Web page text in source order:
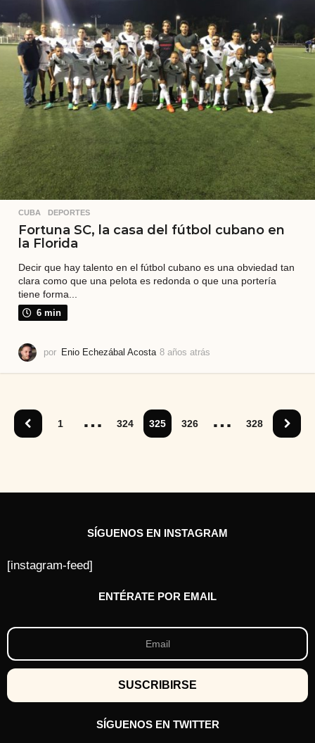
á
s
CUBA ,DEPORTES
Fortuna SC, la casa del fútbol cubano en
la Florida
Decir que hay talento en el fútbol cubano es una obviedad tan
clara como que una pelota es redonda o que una portería
tiene forma...
6 min
por Enio Echezábal Acosta 8 años atrás
1 … 324 325 326 … 328
SÍGUENOS EN INSTAGRAM
[instagram-feed]
ENTÉRATE POR EMAIL
SÍGUENOS EN TWITTER